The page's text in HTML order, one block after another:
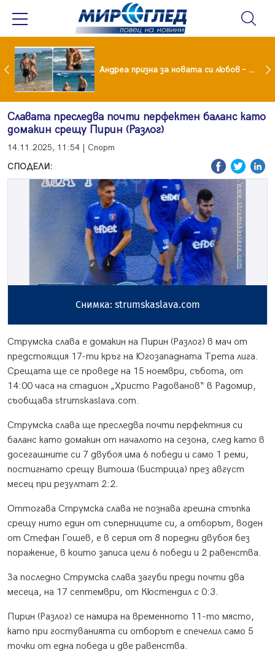
Драма вместо щастие: Звезда от "Татковци" е в болница с високорискова бременност Андреа призна за новата си любов – руснакът Игор
Славата преследва почти перфектен баланс като
домакин срещу Пирин (Разлог)
14.11.2025, 11:54 | Спорт
СПОДЕЛИ:
Снимка: strumskaslava.com
Струмска слава е домакин на Пирин (Разлог) в мач от
предстоящия 17-ти кръг на Югозападната Трета лига.
Срещата ще се проведе на 15 ноември, събота, от
14:00 часа на стадион „Христо Радованов“ в Радомир,
съобщава strumskaslava.com.
Струмска слава ще преследва почти перфектния си
баланс като домакин от началото на сезона, след като в
досегашните си 7 двубоя има 6 победи и само 1 реми,
постигнато срещу Витоша (Бистрица) през август
месец при резултат 2:2.
Оттогава Струмска слава не познава грешна стъпка
срещу нито един от съперниците си, а отборът, воден
от Стефан Гошев, е в серия от 8 поредни двубоя без
поражение, в които записа цели 6 победи и 2 равенства.
За последно Струмска слава загуби преди почти два
месеца, на 17 септември, от Кюстендил с 0:3.
Пирин (Разлог) се намира на временното 11-то място,
като при гостуванията си отборът е спечелил само 5
точки от една победа и две равенства.